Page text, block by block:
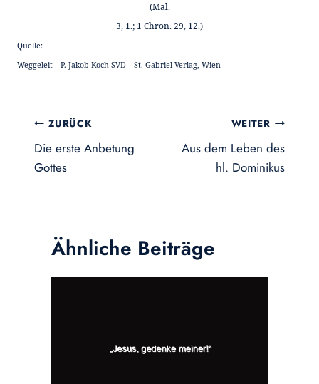
(Mal.
3, 1.; 1 Chron. 29, 12.)
Quelle:
Weggeleit – P. Jakob Koch SVD – St. Gabriel-Verlag, Wien
Beitragsnavigation
ZURÜCK
Die erste Anbetung
Gottes
WEITER
Aus dem Leben des
hl. Dominikus
Ähnliche Beiträge